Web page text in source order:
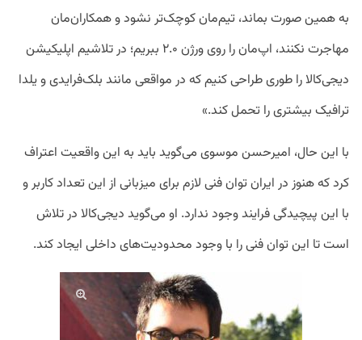
به همین صورت بماند، تیم‌مان کوچک‌تر نشود و همکاران‌مان
مهاجرت نکنند، اپ‌مان را روی ورژن ۲.۰ ببریم؛ در تلاشیم اپلیکیشن
دیجی‌کالا را طوری طراحی کنیم که در مواقعی مانند بلک‌فرایدی و یلدا
ترافیک بیشتری را تحمل کند.»
با این حال، امیرحسن موسوی می‌گوید باید به این واقعیت اعتراف
کرد که هنوز در ایران توان فنی لازم برای میزبانی از این تعداد کاربر و
با این پیچیدگی فرایند وجود ندارد. او می‌گوید دیجی‌کالا در تلاش
است تا این توان فنی را با وجود محدودیت‌های داخلی ایجاد کند.